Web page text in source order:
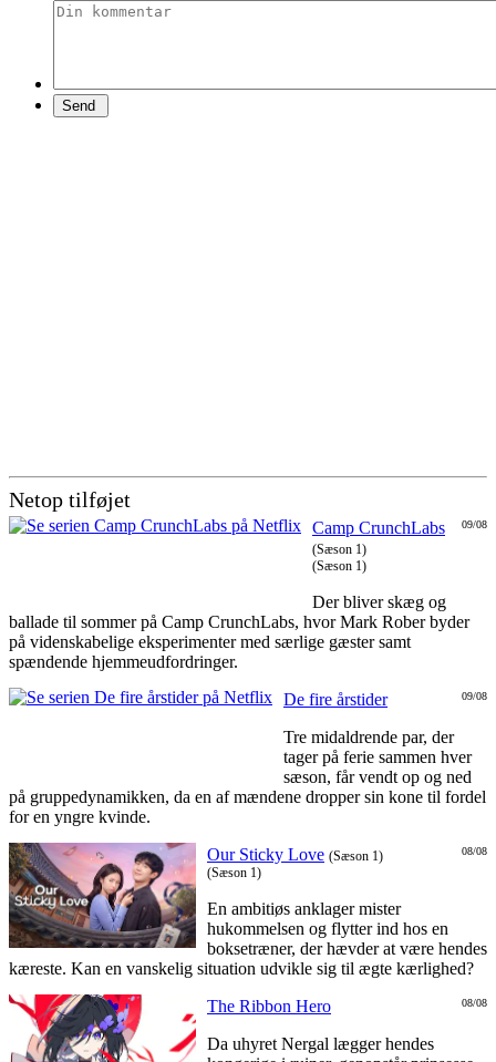
Netop tilføjet
09/08
Camp CrunchLabs
(Sæson 1)
(Sæson 1)
Der bliver skæg og
ballade til sommer på Camp CrunchLabs, hvor Mark Rober byder
på videnskabelige eksperimenter med særlige gæster samt
spændende hjemmeudfordringer.
09/08
De fire årstider
Tre midaldrende par, der
tager på ferie sammen hver
sæson, får vendt op og ned
på gruppedynamikken, da en af mændene dropper sin kone til fordel
for en yngre kvinde.
08/08
Our Sticky Love (Sæson 1)
(Sæson 1)
En ambitiøs anklager mister
hukommelsen og flytter ind hos en
boksetræner, der hævder at være hendes
kæreste. Kan en vanskelig situation udvikle sig til ægte kærlighed?
08/08
The Ribbon Hero
Da uhyret Nergal lægger hendes